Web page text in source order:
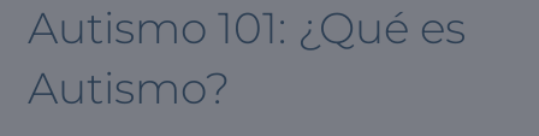
Autismo 101: ¿Qué es
Autismo?